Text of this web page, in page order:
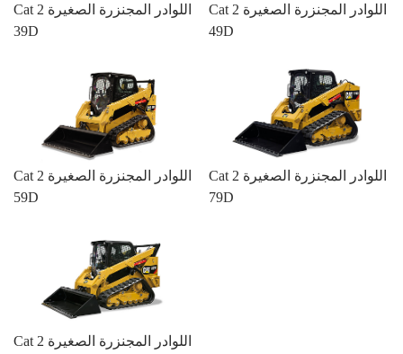
Cat اللوادر المجنزرة الصغيرة 2
39D
Cat اللوادر المجنزرة الصغيرة 2
49D
Cat اللوادر المجنزرة الصغيرة 2
59D
Cat اللوادر المجنزرة الصغيرة 2
79D
Cat اللوادر المجنزرة الصغيرة 2